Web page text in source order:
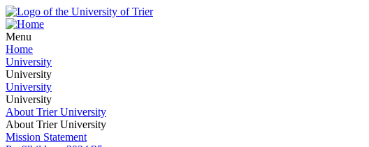
Menu
Home
University
University
University
University
About Trier University
About Trier University
Mission Statement